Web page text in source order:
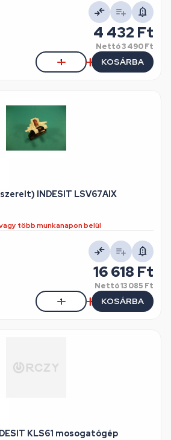
4 432 Ft
Nettó3 490 Ft
KOSÁRBA
INDESIT LSV67AIX
több munkanapon belül
16 618 Ft
Nettó13 085 Ft
KOSÁRBA
KLS61 mosogatógép